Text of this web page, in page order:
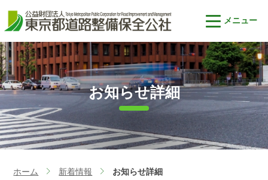
お知らせ詳細
ホーム
新着情報
お知らせ詳細